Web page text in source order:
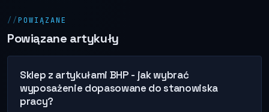
POWIĄZANE
Powiązane artykuły
Sklep z artykułami BHP - jak wybrać
wyposażenie dopasowane do stanowiska
pracy?